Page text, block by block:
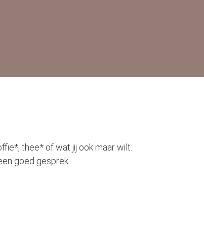
thee* of wat jij ook maar wilt.
goed gesprek.